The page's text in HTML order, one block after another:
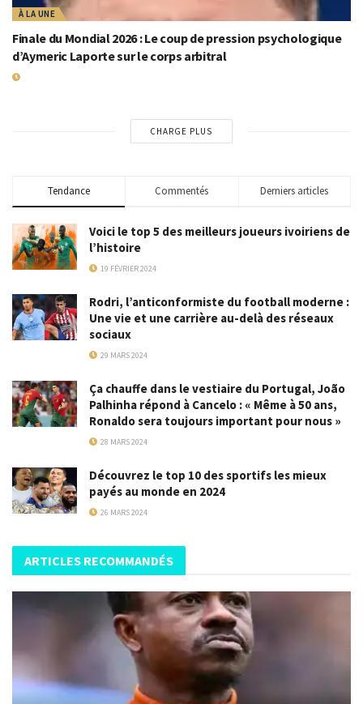
À LA UNE
Finale du Mondial 2026 : Le coup de pression psychologique
d’Aymeric Laporte sur le corps arbitral
CHARGE PLUS
Tendance Commentés Derniers articles
Voici le top 5 des meilleurs joueurs ivoiriens de
l’histoire
19 FÉVRIER 2024
Rodri, l’anticonformiste du football moderne :
Une vie et une carrière au-delà des réseaux
sociaux
29 MARS 2024
Ça chauffe dans le vestiaire du Portugal, João
Palhinha répond à Cancelo : « Même à 50 ans,
Ronaldo sera toujours important pour nous »
28 MARS 2024
Découvrez le top 10 des sportifs les mieux
payés au monde en 2024
26 MARS 2024
ARTICLES RECOMMANDÉS